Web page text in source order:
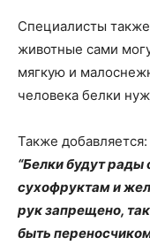
Специалисты
животные сами
мягкую и
человека белки
Также добавляется:
“Белки будут
сухофруктам и
рук запрещено,
быть